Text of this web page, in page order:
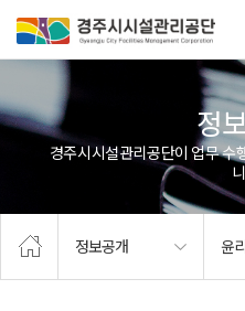
정
경주시시설관리공단이 업무 수
정보공개 윤